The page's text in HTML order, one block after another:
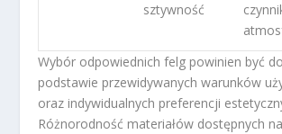
sztywność
Wybór odpowiednich felg powinien być
podstawie przewidywanych warunków
oraz indywidualnych preferencji
Różnorodność materiałów dostępnych